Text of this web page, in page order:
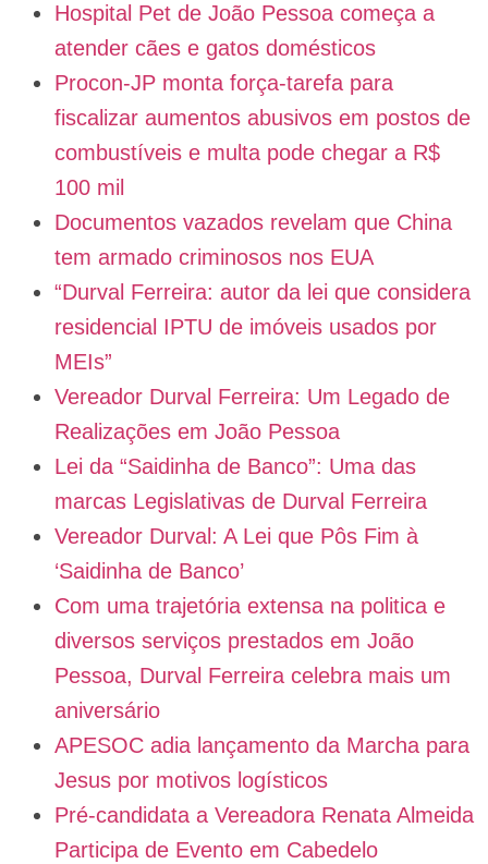
Hospital Pet de João Pessoa começa a
atender cães e gatos domésticos
Procon-JP monta força-tarefa para
fiscalizar aumentos abusivos em postos de
combustíveis e multa pode chegar a R$
100 mil
Documentos vazados revelam que China
tem armado criminosos nos EUA
“Durval Ferreira: autor da lei que considera
residencial IPTU de imóveis usados por
MEIs”
Vereador Durval Ferreira: Um Legado de
Realizações em João Pessoa
Lei da “Saidinha de Banco”: Uma das
marcas Legislativas de Durval Ferreira
Vereador Durval: A Lei que Pôs Fim à
‘Saidinha de Banco’
Com uma trajetória extensa na politica e
diversos serviços prestados em João
Pessoa, Durval Ferreira celebra mais um
aniversário
APESOC adia lançamento da Marcha para
Jesus por motivos logísticos
Pré-candidata a Vereadora Renata Almeida
Participa de Evento em Cabedelo